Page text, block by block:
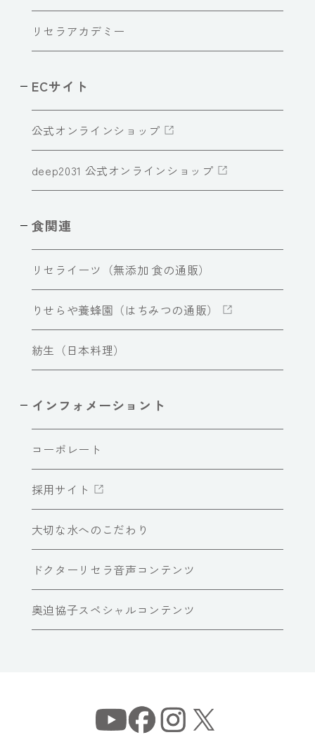
リセラアカデミー
ECサイト
公式オンラインショップ
deep2031 公式オンラインショップ
食関連
リセライーツ（無添加 食の通販）
りせらや養蜂園（はちみつの通販）
紡生（日本料理）
インフォメーショント
コーポレート
採用サイト
大切な水へのこだわり
ドクターリセラ音声コンテンツ
奥迫協子スペシャルコンテンツ